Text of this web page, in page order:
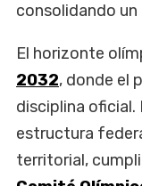
consolidando
El horizonte
2032, donde el
disciplina
estructura
territorial,